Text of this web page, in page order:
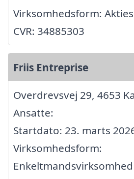
Virksomhedsform:
CVR: 34885303
Friis Entreprise
Overdrevsvej 29, 4653
Ansatte:
Startdato: 23. marts
Virksomhedsform:
Enkeltmandsvirksomhed